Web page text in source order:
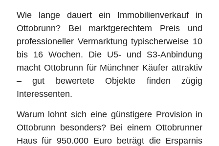
Wie lange dauert ein Immobilienverkauf in
Ottobrunn? Bei marktgerechtem Preis und
professioneller Vermarktung typischerweise 10
bis 16 Wochen. Die U5- und S3-Anbindung
macht Ottobrunn für Münchner Käufer attraktiv
– gut bewertete Objekte finden zügig
Interessenten.
Warum lohnt sich eine günstigere Provision in
Ottobrunn besonders? Bei einem Ottobrunner
Haus für 950.000 Euro beträgt die Ersparnis